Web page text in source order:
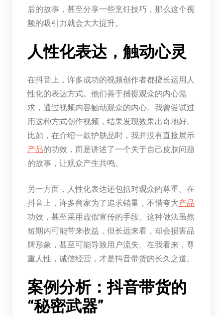
后的故事，甚至分享一些烹饪技巧，那么这个视
频的吸引力就会大大提升。
人性化表达，触动心灵
在抖音上，许多成功的视频创作者都擅长运用人
性化的表达方式。他们善于捕捉观众的内心需
求，通过视频内容触动观众的内心。我曾尝试过
用这种方式创作视频，结果发现效果出奇地好。
比如，在介绍一款护肤品时，我并没有直接展示
产品的功效，而是讲述了一个关于自己皮肤问题
的故事，让观众产生共鸣。
另一方面，人性化表达还包括对观众的尊重。在
抖音上，许多商家为了追求销量，不惜夸大产品
功效，甚至采用虚假宣传的手段。这种做法虽然
短期内可能带来收益，但长远来看，却会损害品
牌形象，甚至可能导致用户流失。在我看来，尊
重人性，诚信经营，才是抖音带货的长久之道。
案例分析：抖音带货的
“秘密武器”